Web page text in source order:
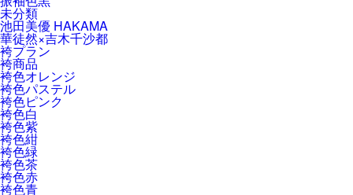
未分類
池田美優 HAKAMA
華徒然×吉木千沙都
袴プラン
袴商品
袴色オレンジ
袴色パステル
袴色ピンク
袴色白
袴色紫
袴色紺
袴色緑
袴色茶
袴色赤
袴色青